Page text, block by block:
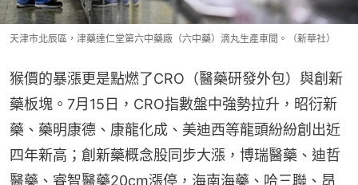
天津市北辰區，津藥達仁堂第六中藥廠（六中藥）滴丸生產車間。（新華社）
猴價的暴漲更是點燃了CRO（醫藥研發外包）與創新
藥板塊。7月15日，CRO指數盤中強勢拉升，昭衍新
藥、藥明康德、康龍化成、美迪西等龍頭紛紛創出近
四年新高；創新藥概念股同步大漲，博瑞醫藥、迪哲
醫藥、睿智醫藥20cm漲停，海南海藥、哈三聯、昂